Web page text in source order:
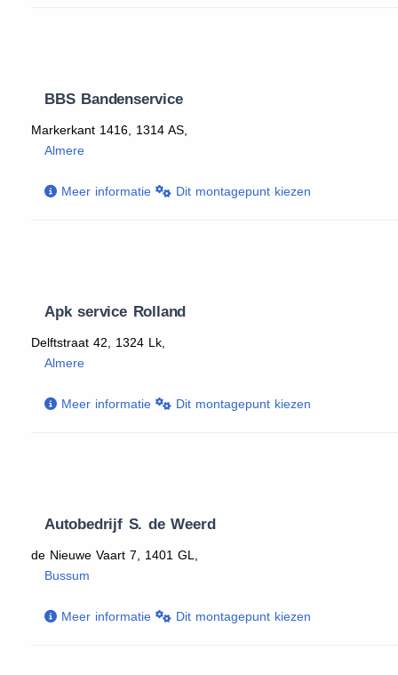
BBS Bandenservice
Markerkant 1416, 1314 AS,
Almere
Meer informatie Dit montagepunt kiezen
Apk service Rolland
Delftstraat 42, 1324 Lk,
Almere
Meer informatie Dit montagepunt kiezen
Autobedrijf S. de Weerd
de Nieuwe Vaart 7, 1401 GL,
Bussum
Meer informatie Dit montagepunt kiezen